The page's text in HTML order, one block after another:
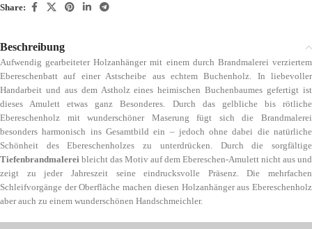
Share:
Beschreibung
Aufwendig gearbeiteter Holzanhänger mit einem durch Brandmalerei verziertem
Ebereschenbatt auf einer Astscheibe aus echtem Buchenholz. In liebevoller
Handarbeit und aus dem Astholz eines heimischen Buchenbaumes gefertigt ist
dieses Amulett etwas ganz Besonderes. Durch das gelbliche bis rötliche
Ebereschenholz mit wunderschöner Maserung fügt sich die Brandmalerei
besonders harmonisch ins Gesamtbild ein – jedoch ohne dabei die natürliche
Schönheit des Ebereschenholzes zu unterdrücken. Durch die sorgfältige
Tiefenbrandmalerei bleicht das Motiv auf dem Ebereschen-Amulett nicht aus und
zeigt zu jeder Jahreszeit seine eindrucksvolle Präsenz. Die mehrfachen
Schleifvorgänge der Oberfläche machen diesen Holzanhänger aus Ebereschenholz
aber auch zu einem wunderschönen Handschmeichler.